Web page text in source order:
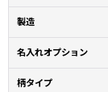
製造
名入れオプション
柄タイプ